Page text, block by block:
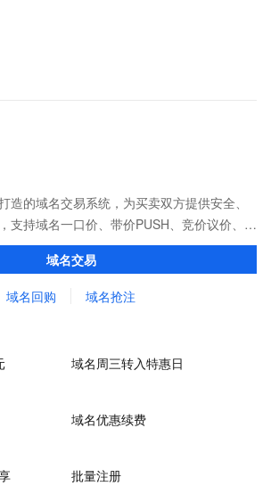
造的域名交易系统，为买卖双方提供安全、
支持域名一口价、带价PUSH、竞价议价、域
种交易方式。买卖域名，像淘宝一样简单！
域名交易
域名回购 域名抢注
域名周三转入特惠日
域名优惠续费
批量注册